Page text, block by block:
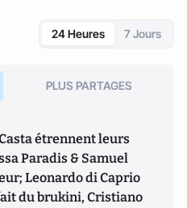
24 Heures 7 Jours
PLUS PARTAGES
étrennent leurs
Paradis & Samuel
Leonardo di Caprio
du brukini, Cristiano